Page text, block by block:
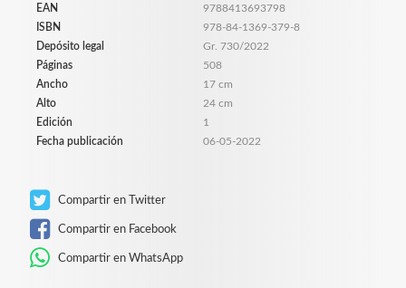
EAN
9788413693798
ISBN
978-84-1369-379-8
Depósito legal
Gr. 730/2022
Páginas
508
Ancho
17 cm
Alto
24 cm
Edición
1
Fecha publicación
06-05-2022
Compartir en Twitter
Compartir en Facebook
Compartir en WhatsApp